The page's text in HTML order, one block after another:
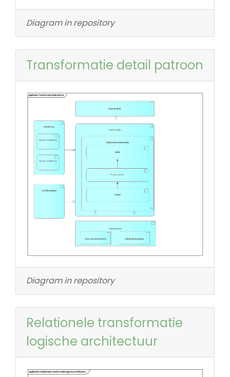
Diagram in repository
Transformatie detail patroon
Diagram in repository
Relationele transformatie
logische architectuur